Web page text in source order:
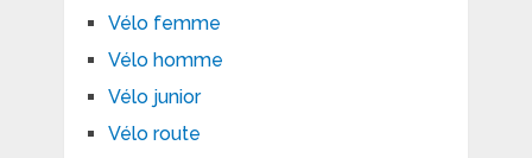
Vélo femme
Vélo homme
Vélo junior
Vélo route